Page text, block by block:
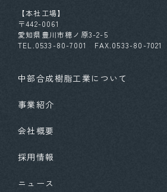
【本社工場】
〒442-0061
愛知県豊川市穂ノ原3-2-5
TEL.0533-80-7001 FAX.0533-80-7021
中部合成樹脂工業について
事業紹介
会社概要
採用情報
ニュース